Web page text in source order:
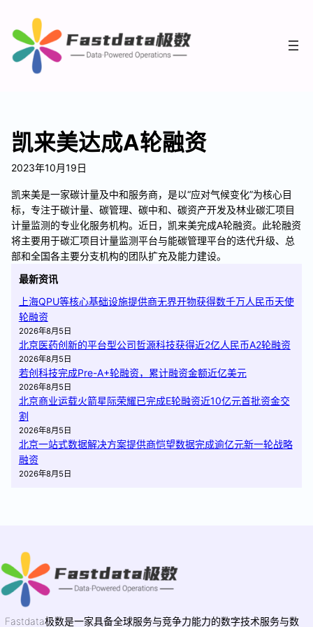
凯来美达成A轮融资
2023年10月19日
凯来美是一家碳计量及中和服务商，是以“应对气候变化”为核心目
标，专注于碳计量、碳管理、碳中和、碳资产开发及林业碳汇项目
计量监测的专业化服务机构。近日，凯来美完成A轮融资。此轮融资
将主要用于碳汇项目计量监测平台与能碳管理平台的迭代升级、总
部和全国各主要分支机构的团队扩充及能力建设。
最新资讯
上海QPU等核心基础设施提供商无界开物获得数千万人民币天使
轮融资
2026年8月5日
北京医药创新的平台型公司哲源科技获得近2亿人民币A2轮融资
2026年8月5日
若创科技完成Pre-A+轮融资，累计融资金额近亿美元
2026年8月5日
北京商业运载火箭星际荣耀已完成E轮融资近10亿元首批资金交
割
2026年8月5日
北京一站式数据解决方案提供商恺望数据完成逾亿元新一轮战略
融资
2026年8月5日
Fastdata极数是一家具备全球服务与竞争力能力的数字技术服务与数